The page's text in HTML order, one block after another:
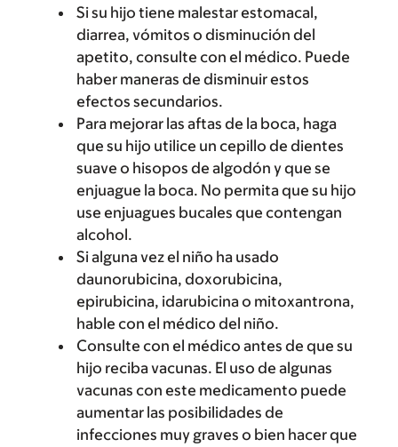
Si su hijo tiene malestar estomacal,
diarrea, vómitos o disminución del
apetito, consulte con el médico. Puede
haber maneras de disminuir estos
efectos secundarios.
Para mejorar las aftas de la boca, haga
que su hijo utilice un cepillo de dientes
suave o hisopos de algodón y que se
enjuague la boca. No permita que su hijo
use enjuagues bucales que contengan
alcohol.
Si alguna vez el niño ha usado
daunorubicina, doxorubicina,
epirubicina, idarubicina o mitoxantrona,
hable con el médico del niño.
Consulte con el médico antes de que su
hijo reciba vacunas. El uso de algunas
vacunas con este medicamento puede
aumentar las posibilidades de
infecciones muy graves o bien hacer que